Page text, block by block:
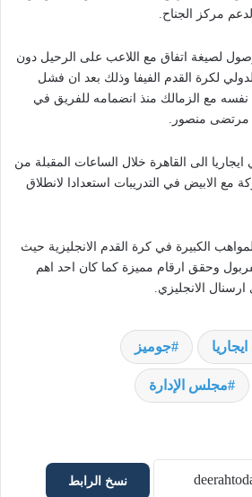
مركز الجناح.
لصيغة اتفاق مع اللاعب على الرحيل دون
لكرة القدم الفيفا وذلك بعد ان فشل
نفسه مع الزمالك منذ انضمامه للفريق في
مرتضى منصور.
الى القاهرة خلال الساعات المقبلة من
مع الابيض في التدريبات استعدادا لانطلاق
الكبيرة في كرة القدم الانجليزية حيث
وحقق ارقام مميزة كما كان احد اهم
ارسنال الانجليزي.
جوميز
مجلس الإدارة
نسخ الرابط